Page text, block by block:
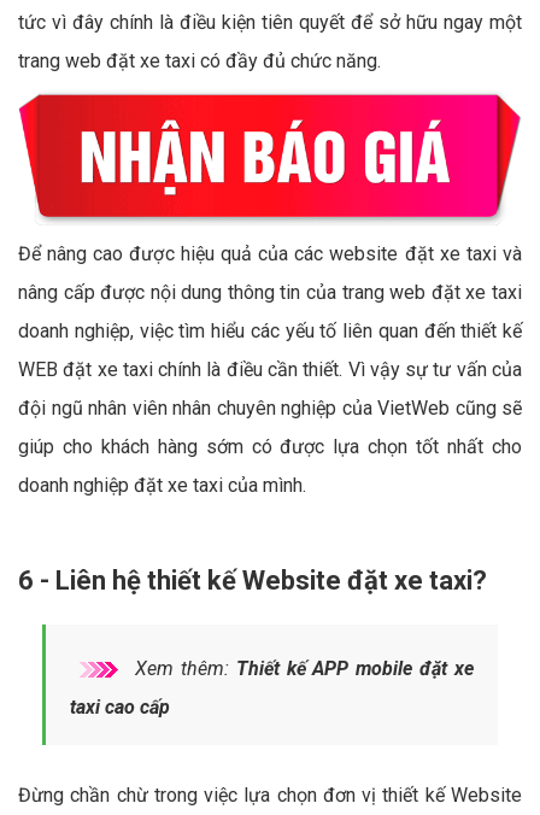
tức vì đây chính là điều kiện tiên quyết để sở hữu ngay một
trang web đặt xe taxi có đầy đủ chức năng.
Để nâng cao được hiệu quả của các website đặt xe taxi và
nâng cấp được nội dung thông tin của trang web đặt xe taxi
doanh nghiệp, việc tìm hiểu các yếu tố liên quan đến thiết kế
WEB đặt xe taxi chính là điều cần thiết. Vì vậy sự tư vấn của
đội ngũ nhân viên nhân chuyên nghiệp của VietWeb cũng sẽ
giúp cho khách hàng sớm có được lựa chọn tốt nhất cho
doanh nghiệp đặt xe taxi của mình.
6 - Liên hệ thiết kế Website đặt xe taxi?
Xem thêm: Thiết kế APP mobile đặt xe
taxi cao cấp
Đừng chần chừ trong việc lựa chọn đơn vị thiết kế Website